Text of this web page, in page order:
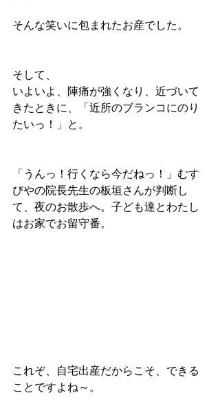
そんな笑いに包まれたお産でした。
そして、
いよいよ、陣痛が強くなり、近づいて
きたときに、「近所のブランコにのり
たいっ！」と。
「うんっ！行くなら今だねっ！」むす
びやの院長先生の板垣さんが判断し
て、夜のお散歩へ。子ども達とわたし
はお家でお留守番。
これぞ、自宅出産だからこそ、できる
ことですよね～。